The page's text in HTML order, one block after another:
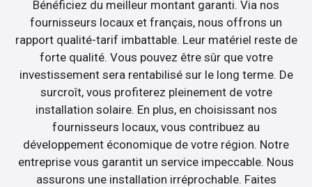
Bénéficiez du meilleur montant garanti. Via nos
fournisseurs locaux et français, nous offrons un
rapport qualité-tarif imbattable. Leur matériel reste de
forte qualité. Vous pouvez être sûr que votre
investissement sera rentabilisé sur le long terme. De
surcroît, vous profiterez pleinement de votre
installation solaire. En plus, en choisissant nos
fournisseurs locaux, vous contribuez au
développement économique de votre région. Notre
entreprise vous garantit un service impeccable. Nous
assurons une installation irréprochable. Faites